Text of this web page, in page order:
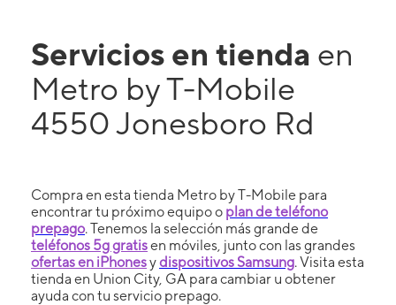
Servicios en tienda en
Metro by T-Mobile
4550 Jonesboro Rd
Compra en esta tienda Metro by T-Mobile para
encontrar tu próximo equipo o plan de teléfono
prepago. Tenemos la selección más grande de
teléfonos 5g gratisen móviles, junto con las grandes
ofertas en iPhonesydispositivos Samsung. Visita esta
tienda en Union City, GA para cambiar u obtener
ayuda con tu servicio prepago.